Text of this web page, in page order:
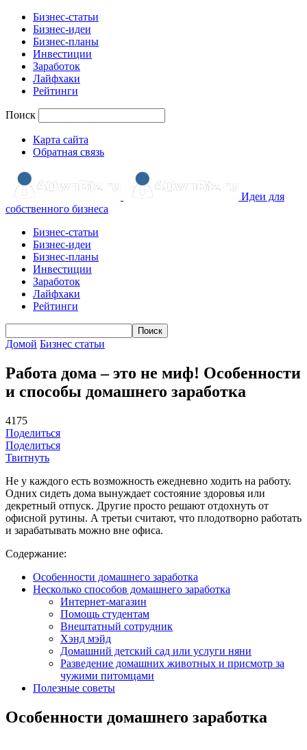
Бизнес-статьи
Бизнес-идеи
Бизнес-планы
Инвестиции
Заработок
Лайфхаки
Рейтинги
Поиск
Карта сайта
Обратная связь
Идеи для
собственного бизнеса
Бизнес-статьи
Бизнес-идеи
Бизнес-планы
Инвестиции
Заработок
Лайфхаки
Рейтинги
Домой Бизнес статьи
Работа дома – это не миф! Особенности
и способы домашнего заработка
4175
Поделиться
Поделиться
Твитнуть
Не у каждого есть возможность ежедневно ходить на работу.
Одних сидеть дома вынуждает состояние здоровья или
декретный отпуск. Другие просто решают отдохнуть от
офисной рутины. А третьи считают, что плодотворно работать
и зарабатывать можно вне офиса.
Содержание:
Особенности домашнего заработка
Несколько способов домашнего заработка
Интернет-магазин
Помощь студентам
Внештатный сотрудник
Хэнд мэйд
Домашний детский сад или услуги няни
Разведение домашних животных и присмотр за
чужими питомцами
Полезные советы
Особенности домашнего заработка